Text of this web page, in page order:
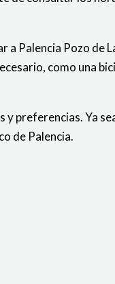
Palencia Pozo de
como una
preferencias. Ya
de Palencia.